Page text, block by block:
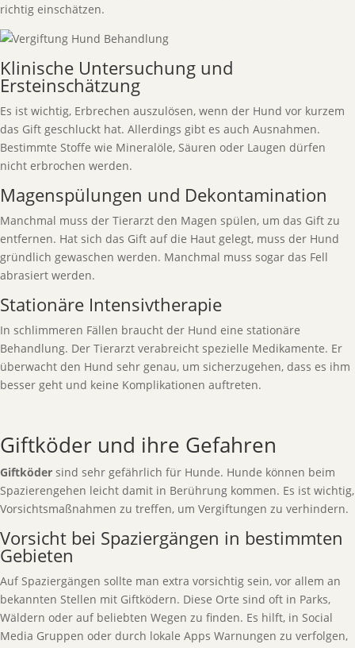
richtig einschätzen.
Klinische Untersuchung und
Ersteinschätzung
Es ist wichtig, Erbrechen auszulösen, wenn der Hund vor kurzem
das Gift geschluckt hat. Allerdings gibt es auch Ausnahmen.
Bestimmte Stoffe wie Mineralöle, Säuren oder Laugen dürfen
nicht erbrochen werden.
Magenspülungen und Dekontamination
Manchmal muss der Tierarzt den Magen spülen, um das Gift zu
entfernen. Hat sich das Gift auf die Haut gelegt, muss der Hund
gründlich gewaschen werden. Manchmal muss sogar das Fell
abrasiert werden.
Stationäre Intensivtherapie
In schlimmeren Fällen braucht der Hund eine stationäre
Behandlung. Der Tierarzt verabreicht spezielle Medikamente. Er
überwacht den Hund sehr genau, um sicherzugehen, dass es ihm
besser geht und keine Komplikationen auftreten.
Giftköder und ihre Gefahren
Giftköder sind sehr gefährlich für Hunde. Hunde können beim
Spazierengehen leicht damit in Berührung kommen. Es ist wichtig,
Vorsichtsmaßnahmen zu treffen, um Vergiftungen zu verhindern.
Vorsicht bei Spaziergängen in bestimmten
Gebieten
Auf Spaziergängen sollte man extra vorsichtig sein, vor allem an
bekannten Stellen mit Giftködern. Diese Orte sind oft in Parks,
Wäldern oder auf beliebten Wegen zu finden. Es hilft, in Social
Media Gruppen oder durch lokale Apps Warnungen zu verfolgen,